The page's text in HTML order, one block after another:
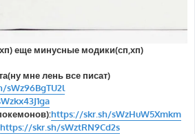
еще минусные модики(сп,хп)
мне лень все писат)
sWz96BgTU2l
https://skr.sh/sWzHuW5Xmkm
https://skr.sh/sWztRN9Cd2s